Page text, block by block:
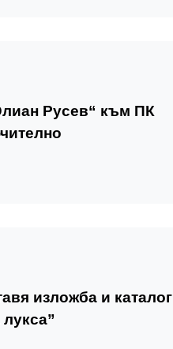
Русев“ към ПК
изложба и каталог